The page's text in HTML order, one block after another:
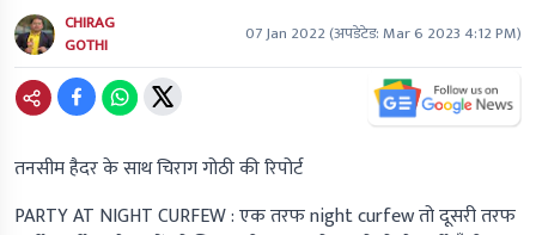
CHIRAG
GOTHI
07 Jan 2022(अपडेटेड:Mar 6 2023 4:12 PM)
तनसीम हैदर के साथ चिराग गोठी की रिपोर्ट
PARTY AT NIGHT CURFEW :एक तरफnight curfewतो दूसरी तरफ